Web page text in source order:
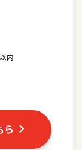
食器・調理器具
内
ら